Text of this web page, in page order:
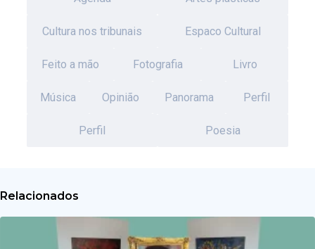
Cultura nos tribunais Espaco Cultural
Feito a mão Fotografia Livro
Música Opinião Panorama Perfil
Perfil Poesia
Relacionados